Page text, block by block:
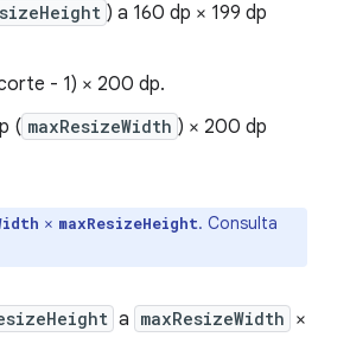
) a 160 dp × 199 dp
- 1) × 200 dp.
( maxResizeWidth ) × 200 dp
× maxResizeHeight. Consulta
a maxResizeWidth ×